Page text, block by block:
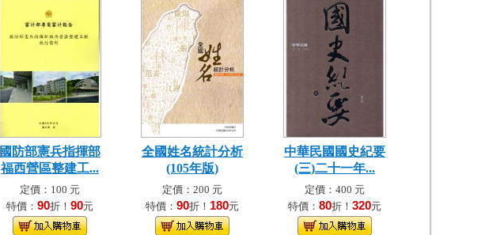
國防部憲兵指揮部
福西營區整建工...
定價：100 元
特價： 90折！ 90元
全國姓名統計分析
(105年版)
定價：200 元
特價： 90折！ 180元
中華民國國史紀要
(三)二十一年...
定價：400 元
特價： 80折！ 320元